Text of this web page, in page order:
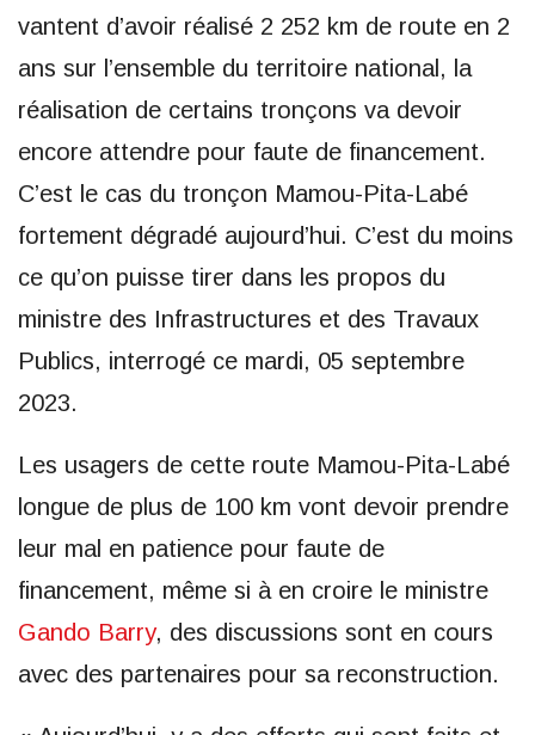
vantent d’avoir réalisé 2 252 km de route en 2
ans sur l’ensemble du territoire national, la
réalisation de certains tronçons va devoir
encore attendre pour faute de financement.
C’est le cas du tronçon Mamou-Pita-Labé
fortement dégradé aujourd’hui. C’est du moins
ce qu’on puisse tirer dans les propos du
ministre des Infrastructures et des Travaux
Publics, interrogé ce mardi, 05 septembre
2023.
Les usagers de cette route Mamou-Pita-Labé
longue de plus de 100 km vont devoir prendre
leur mal en patience pour faute de
financement, même si à en croire le ministre
Gando Barry, des discussions sont en cours
avec des partenaires pour sa reconstruction.